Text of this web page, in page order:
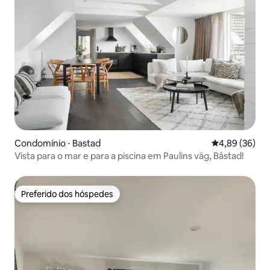
Condomínio ⋅ Bastad 4,89 de uma
4,89 (36)
Vista para o mar e para a piscina em Paulins väg, Båstad!
Preferido dos hóspedes
Preferido dos hóspedes